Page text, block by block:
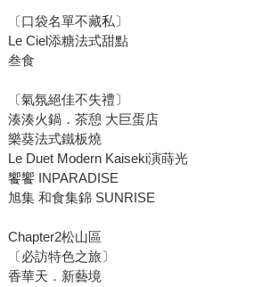
〔口袋名單不藏私〕
Le Ciel添糖法式甜點
叁食
〔氣氛絕佳不失禮〕
湊湊火鍋．茶憩 大巨蛋店
樂葵法式鐵板燒
Le Duet Modern Kaiseki演蒔光
饗饗 INPARADISE
旭集 和食集錦 SUNRISE
Chapter2松山區
〔必訪特色之旅〕
香華天．新藝境